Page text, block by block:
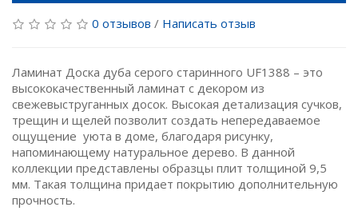
0 отзывов / Написать отзыв
Ламинат Доска дуба серого старинного UF1388 – это
высококачественный ламинат с декором из
свежевыструганных досок. Высокая детализация сучков,
трещин и щелей позволит создать непередаваемое
ощущение уюта в доме, благодаря рисунку,
напоминающему натуральное дерево. В данной
коллекции представлены образцы плит толщиной 9,5
мм. Такая толщина придает покрытию дополнительную
прочность.